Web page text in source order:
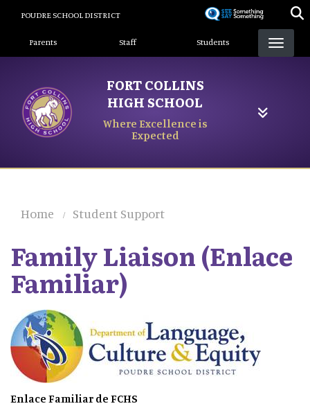
content
POUDRE SCHOOL DISTRICT
Landing Page Menu
Parents Staff Students
FORT COLLINS
HIGH SCHOOL
Where Excellence is
Expected
Home Student Support
Family Liaison (Enlace
Familiar)
Enlace Familiar de FCHS